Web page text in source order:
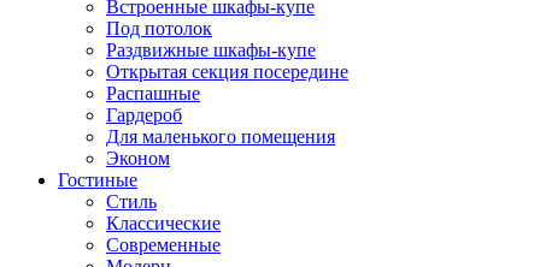
Встроенные шкафы-купе
Под потолок
Раздвижные шкафы-купе
Открытая секция посередине
Распашные
Гардероб
Для маленького помещения
Эконом
Гостиные
Стиль
Классические
Современные